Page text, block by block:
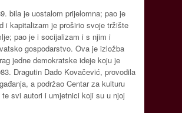
bila je uostalom prijelomna; pao je
i kapitalizam je proširio svoje tržište
pao je i socijalizam i s njim i
gospodarstvo. Ova je izložba
jedne demokratske ideje koju je
Dragutin Dado Kovačević, provodila
a podržao Centar za kulturu
svi autori i umjetnici koji su u njoj